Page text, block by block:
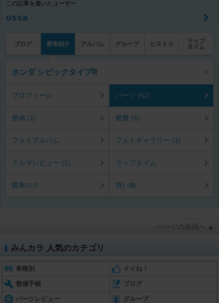
この記事を書いたユーザー
ossa
ブログ 愛車紹介 アルバム グループ ヒストリ
ラップ
タイム
ホンダ シビックタイプR
プロフィール パーツ (52)
整備 (1) 燃費 (4)
フォトアルバム フォトギャラリー (1)
クルマレビュー (1) ラップタイム
愛車ログ 買い物
ページの先頭へ ▲
みんカラ 人気のカテゴリ
車種別 イイね！
整備手帳 ブログ
パーツレビュー グループ